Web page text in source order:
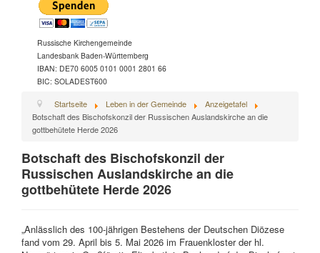
Russische Kirchengemeinde
Landesbank Baden-Württemberg
IBAN: DE70 6005 0101 0001 2801 66
BIC: SOLADEST600
Startseite Leben in der Gemeinde
Anzeigetafel
Botschaft des Bischofskonzil der Russischen Auslandskirche an die
gottbehütete Herde 2026
Botschaft des Bischofskonzil der
Russischen Auslandskirche an die
gottbehütete Herde 2026
„Anlässlich des 100-jährigen Bestehens der Deutschen Diözese
fand vom 29. April bis 5. Mai 2026 im Frauenkloster der hl.